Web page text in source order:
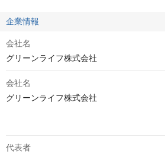
企業情報
会社名
グリーンライフ株式会社
会社名
グリーンライフ株式会社
代表者